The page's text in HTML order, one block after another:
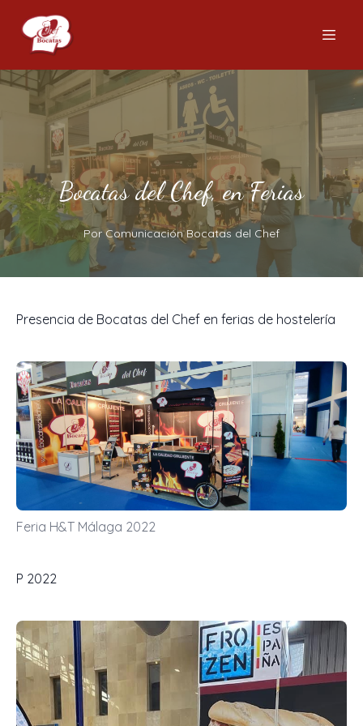
Bocatas del Chef, en Ferias
Por Comunicación Bocatas del Chef
Presencia de Bocatas del Chef en ferias de hostelería
Feria H&T Málaga 2022
P 2022